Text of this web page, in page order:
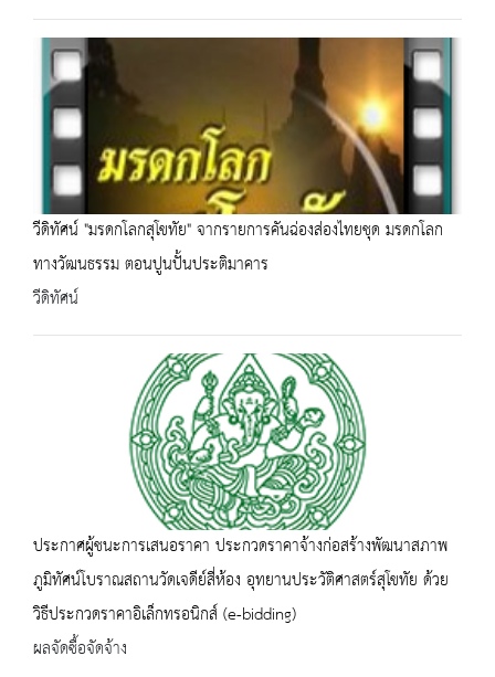
วีดิทัศน์ "มรดกโลกสุโขทัย" จากรายการคันฉ่องส่องไทยชุด มรดกโลก
ทางวัฒนธรรม ตอนปูนปั้นประติมาคาร
วีดิทัศน์
ประกาศผู้ชนะการเสนอราคา ประกวดราคาจ้างก่อสร้างพัฒนาสภาพ
ภูมิทัศน์โบราณสถานวัดเจดีย์สี่ห้อง อุทยานประวัติศาสตร์สุโขทัย ด้วย
วิธีประกวดราคาอิเล็กทรอนิกส์ (e-bidding)
ผลจัดซื้อจัดจ้าง